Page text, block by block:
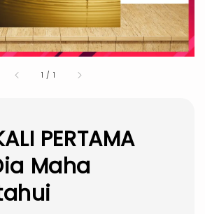
1 / 1
PERTAMA
Maha